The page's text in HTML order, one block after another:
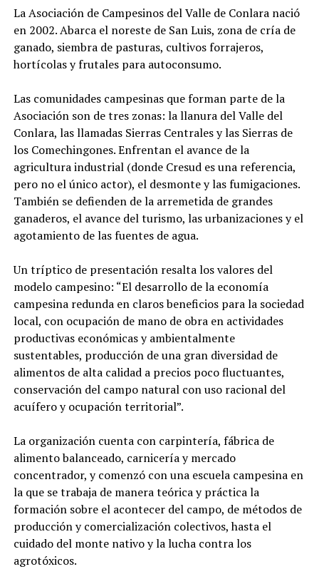
La Asociación de Campesinos del Valle de Conlara nació
en 2002. Abarca el noreste de San Luis, zona de cría de
ganado, siembra de pasturas, cultivos forrajeros,
hortícolas y frutales para autoconsumo.
Las comunidades campesinas que forman parte de la
Asociación son de tres zonas: la llanura del Valle del
Conlara, las llamadas Sierras Centrales y las Sierras de
los Comechingones. Enfrentan el avance de la
agricultura industrial (donde Cresud es una referencia,
pero no el único actor), el desmonte y las fumigaciones.
También se defienden de la arremetida de grandes
ganaderos, el avance del turismo, las urbanizaciones y el
agotamiento de las fuentes de agua.
Un tríptico de presentación resalta los valores del
modelo campesino: “El desarrollo de la economía
campesina redunda en claros beneficios para la sociedad
local, con ocupación de mano de obra en actividades
productivas económicas y ambientalmente
sustentables, producción de una gran diversidad de
alimentos de alta calidad a precios poco fluctuantes,
conservación del campo natural con uso racional del
acuífero y ocupación territorial”.
La organización cuenta con carpintería, fábrica de
alimento balanceado, carnicería y mercado
concentrador, y comenzó con una escuela campesina en
la que se trabaja de manera teórica y práctica la
formación sobre el acontecer del campo, de métodos de
producción y comercialización colectivos, hasta el
cuidado del monte nativo y la lucha contra los
agrotóxicos.